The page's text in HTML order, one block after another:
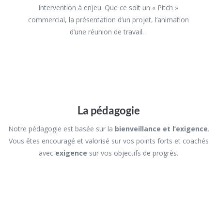
intervention à enjeu. Que ce soit un « Pitch »
commercial, la présentation d’un projet, l’animation
d’une réunion de travail…
La pédagogie
Notre pédagogie est basée sur la bienveillance et l’exigence.
Vous êtes encouragé et valorisé sur vos points forts et coachés
avec exigence sur vos objectifs de progrès.